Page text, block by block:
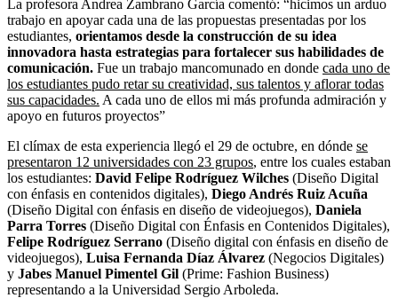
La profesora Andrea Zambrano García comentó: “hicimos un arduo
trabajo en apoyar cada una de las propuestas presentadas por los
estudiantes, orientamos desde la construcción de su idea
innovadora hasta estrategias para fortalecer sus habilidades de
comunicación. Fue un trabajo mancomunado en donde cada uno de
los estudiantes pudo retar su creatividad, sus talentos y aflorar todas
sus capacidades. A cada uno de ellos mi más profunda admiración y
apoyo en futuros proyectos”
El clímax de esta experiencia llegó el 29 de octubre, en dónde se
presentaron 12 universidades con 23 grupos, entre los cuales estaban
los estudiantes: David Felipe Rodríguez Wilches (Diseño Digital
con énfasis en contenidos digitales), Diego Andrés Ruiz Acuña
(Diseño Digital con énfasis en diseño de videojuegos), Daniela
Parra Torres (Diseño Digital con Énfasis en Contenidos Digitales),
Felipe Rodríguez Serrano (Diseño digital con énfasis en diseño de
videojuegos), Luisa Fernanda Díaz Álvarez (Negocios Digitales)
y Jabes Manuel Pimentel Gil (Prime: Fashion Business)
representando a la Universidad Sergio Arboleda.